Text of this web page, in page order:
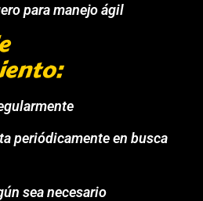
para manejo ágil
periódicamente en busca
sea necesario